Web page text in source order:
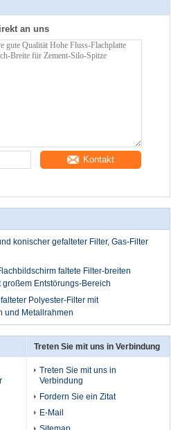
an uns
Kontakt
konischer gefalteter Filter, Gas-Filter
faltete Filter-breiten
großem Entstörungs-Bereich
Polyester-Filter mit
und Metallrahmen
Treten Sie mit uns in Verbindung
Treten Sie mit uns in
Verbindung
Fordern Sie ein Zitat
E-Mail